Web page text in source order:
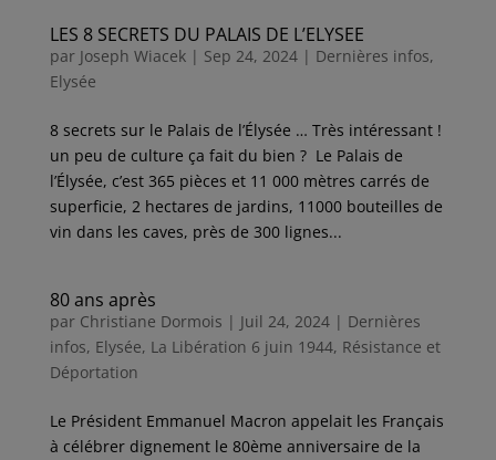
LES 8 SECRETS DU PALAIS DE L’ELYSEE
par Joseph Wiacek| Sep 24, 2024| Dernières infos,
Elysée
8 secrets sur le Palais de l’Élysée … Très intéressant !
un peu de culture ça fait du bien ? Le Palais de
l’Élysée, c’est 365 pièces et 11 000 mètres carrés de
superficie, 2 hectares de jardins, 11000 bouteilles de
vin dans les caves, près de 300 lignes...
80 ans après
par Christiane Dormois | Juil 24, 2024| Dernières
infos, Elysée, La Libération 6 juin 1944, Résistance et
Déportation
Le Président Emmanuel Macron appelait les Français
à célébrer dignement le 80ème anniversaire de la